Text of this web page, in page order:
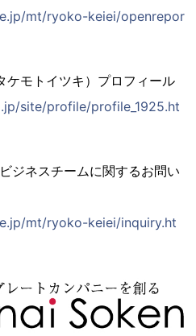
mt/ryoko-keiei/openrepor
ケモトイツキ）プロフィール
site/profile/profile_1925.ht
ジネスチームに関するお問い
mt/ryoko-keiei/inquiry.ht